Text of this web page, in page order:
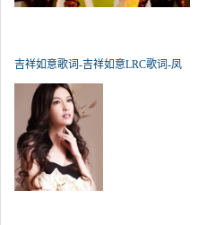
吉祥如意歌词-吉祥如意LRC歌词-凤